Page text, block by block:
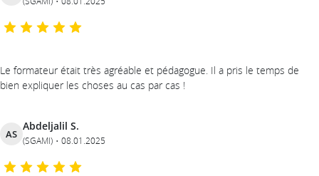
Le formateur était très agréable et pédagogue. Il a pris le temps de
bien expliquer les choses au cas par cas !
AS
Abdeljalil S.
(SGAMI) 08.01.2025